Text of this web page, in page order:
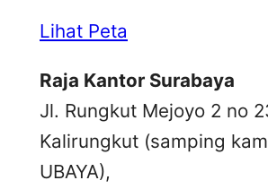
Lihat Peta
Raja Kantor Surabaya
Jl. Rungkut Mejoyo 2 no
Kalirungkut (samping
UBAYA),